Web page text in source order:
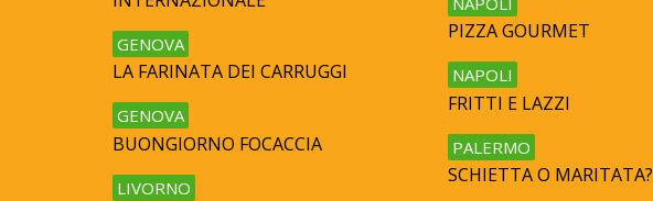
GENOVA
LA FARINATA DEI CARRUGGI
GENOVA
BUONGIORNO FOCACCIA
LIVORNO
PIZZA GOURMET
NAPOLI
FRITTI E LAZZI
PALERMO
SCHIETTA O MARITATA?